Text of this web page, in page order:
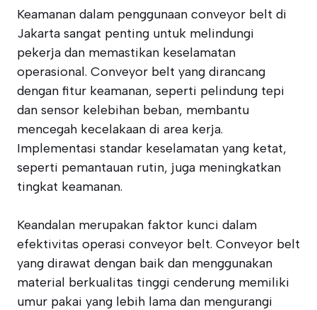
Keamanan dalam penggunaan conveyor belt di
Jakarta sangat penting untuk melindungi
pekerja dan memastikan keselamatan
operasional. Conveyor belt yang dirancang
dengan fitur keamanan, seperti pelindung tepi
dan sensor kelebihan beban, membantu
mencegah kecelakaan di area kerja.
Implementasi standar keselamatan yang ketat,
seperti pemantauan rutin, juga meningkatkan
tingkat keamanan.
Keandalan merupakan faktor kunci dalam
efektivitas operasi conveyor belt. Conveyor belt
yang dirawat dengan baik dan menggunakan
material berkualitas tinggi cenderung memiliki
umur pakai yang lebih lama dan mengurangi